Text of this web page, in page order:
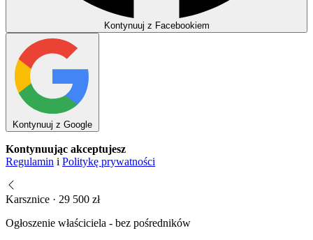
Kontynuuj z Facebookiem
Kontynuuj z Google
Kontynuując akceptujesz
Regulamin i Politykę prywatności
Karsznice · 29 500 zł
Ogłoszenie właściciela - bez pośredników